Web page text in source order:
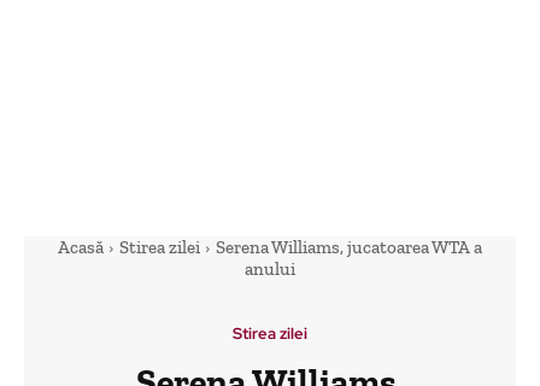
Acasă Stirea zilei
Serena Williams, jucatoarea WTA a
anului
Stirea zilei